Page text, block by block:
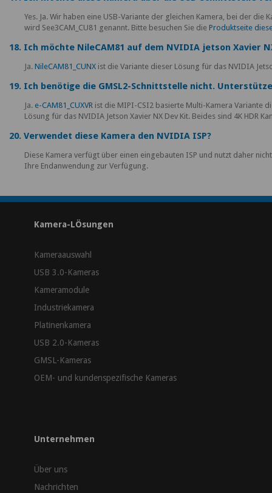
Yes. Ja. Wir haben eine USB-Variante der gleichen Kamera, bei der
wird See3CAM_CU81 genannt. Bitte besuchen Sie die Produktseite
18. Ich möchte NileCAM81 auf dem NVIDIA jetson Xavier
Ja. NileCAM81_CUNXist die Variante dieser Lösung für das NVIDIA
19. Ich benötige die GMSL2-Schnittstelle nicht.
Ja. e-CAM81_CUXVR ist die MIPI-CSI2 basierte Multi-Kamera Variante
Lösung für das NVIDIA Jetson Xavier NX Dev Kit. Beides sind 4K HDR
20. Verwendet diese Kamera den NVIDIA ISP?
Diese Kamera verfügt über einen eingebauten ISP und nutzt daher
Ihre Endanwendung zur Verfügung.
Kamera-LÖsungen
Kameraauswahl
USB 3.0-Kameras
Kameramodule
Industriekamera
Platinenkamera
USB 2.0-Kameras
GMSL-Kameras
OEM- und kundenspezifische Kameras
Unternehmen
Über uns
Nachrichten